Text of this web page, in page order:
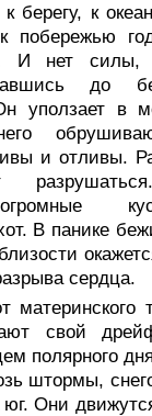
берегу, к
побережью
И нет силы,
до
уползает в
и отливы.
В панике
сердца.
свой
полярного
штормы,
юг. Они